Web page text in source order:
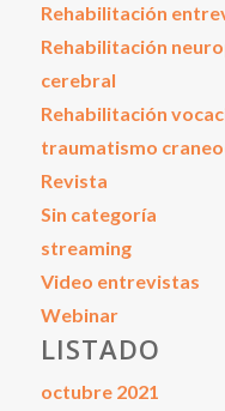
Rehabilitación
Rehabilitación
cerebral
Rehabilitación
traumatismo
Revista
Sin categoría
streaming
Video entrevistas
Webinar
LISTADO
octubre 2021